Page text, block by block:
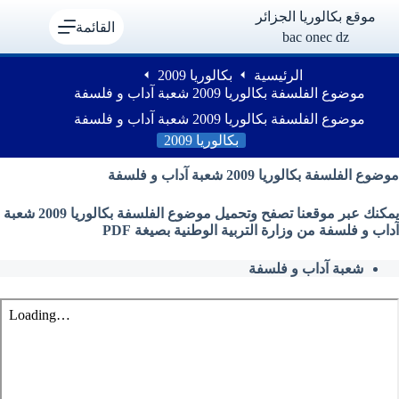
موقع بكالوريا الجزائر
bac onec dz
القائمة
الرئيسية
بكالوريا 2009
موضوع الفلسفة بكالوريا 2009 شعبة آداب و فلسفة
موضوع الفلسفة بكالوريا 2009 شعبة آداب و فلسفة
بكالوريا 2009
موضوع الفلسفة بكالوريا 2009 شعبة آداب و فلسفة
يمكنك عبر موقعنا تصفح وتحميل موضوع الفلسفة بكالوريا 2009 شعبة
آداب و فلسفة من وزارة التربية الوطنية بصيغة PDF
شعبة آداب و فلسفة